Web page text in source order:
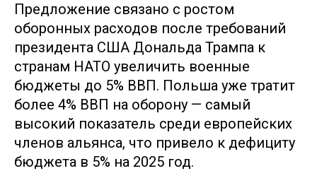
Предложение связано с ростом
оборонных расходов после требований
президента США Дональда Трампа к
странам НАТО увеличить военные
бюджеты до 5% ВВП. Польша уже тратит
более 4% ВВП на оборону — самый
высокий показатель среди европейских
членов альянса, что привело к дефициту
бюджета в 5% на 2025 год.